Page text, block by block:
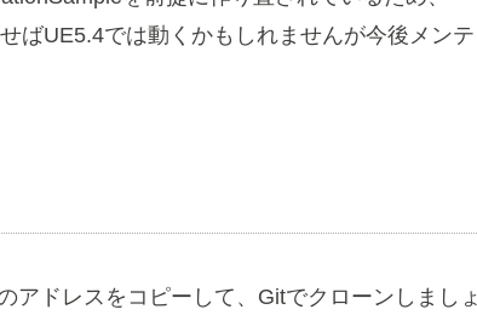
ばUE5.4では動くかもしれませんが今後メンテ
ドレスをコピーして、Gitでクローンしましょ